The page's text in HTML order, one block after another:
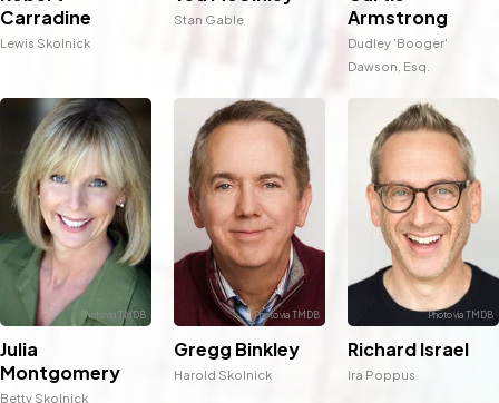
Carradine
Lewis Skolnick
Stan Gable
Armstrong
Dudley 'Booger'
Dawson, Esq.
Julia
Montgomery
Betty Skolnick
Gregg Binkley
Harold Skolnick
Richard Israel
Ira Poppus